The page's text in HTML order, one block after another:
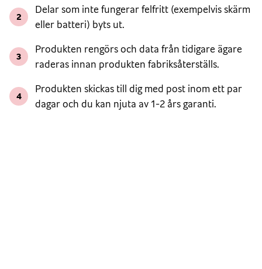
2
Delar som inte fungerar felfritt (exempelvis skärm
eller batteri) byts ut.
3
Produkten rengörs och data från tidigare ägare
raderas innan produkten fabriksåterställs.
4
Produkten skickas till dig med post inom ett par
dagar och du kan njuta av 1-2 års garanti.